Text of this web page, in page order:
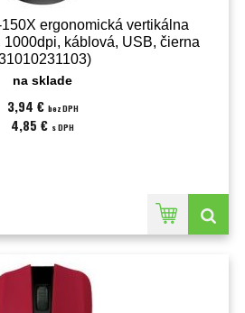
ergonomická vertikálna
1000dpi, káblová, USB, čierna
na sklade
3,94 € bez DPH
4,85 € s DPH